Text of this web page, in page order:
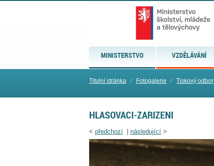
MINISTERSTVO VZDĚLÁVÁNÍ
Titulní stránka ⁄ Fotogalerie ⁄ Tiskový odbor
HLASOVACI-ZARIZENI
< předchozí následující >